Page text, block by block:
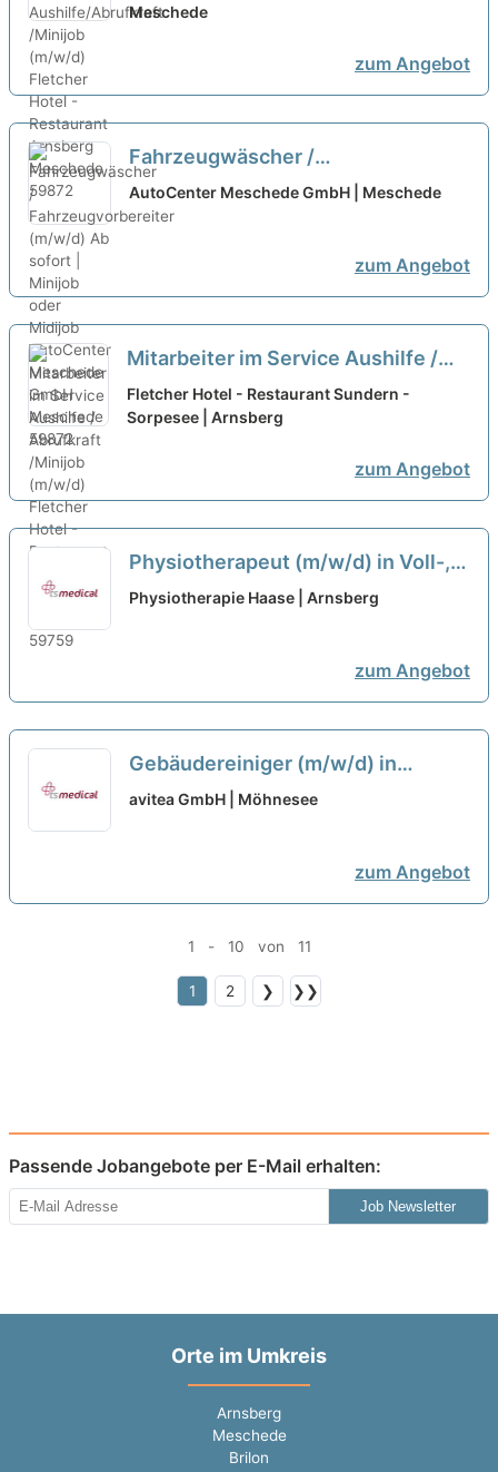
(m/w/d)
Meschede
zum Angebot
Fahrzeugwäscher /
Fahrzeugvorbereiter (m/w/d) Ab
sofort | Minijob oder Midijob
AutoCenter Meschede GmbH | Meschede
zum Angebot
Mitarbeiter im Service Aushilfe /
Abrufkraft /Minijob (m/w/d) neu
Fletcher Hotel - Restaurant Sundern -
Sorpesee | Arnsberg
zum Angebot
Physiotherapeut (m/w/d) in Voll-,
Teilzeit oder auf Minijob-Basis
Physiotherapie Haase | Arnsberg
zum Angebot
Gebäudereiniger (m/w/d) in
Teilzeit / Minijob neu
avitea GmbH | Möhnesee
zum Angebot
1 - 10 von 11
1 2 ❯ ❯❯
Passende Jobangebote per E-Mail erhalten:
Job Newsletter
Orte im Umkreis
Arnsberg
Meschede
Brilon